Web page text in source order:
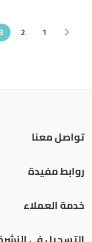
1
2
3
تواصل معنا
روابط مفيدة
خدمة العملاء